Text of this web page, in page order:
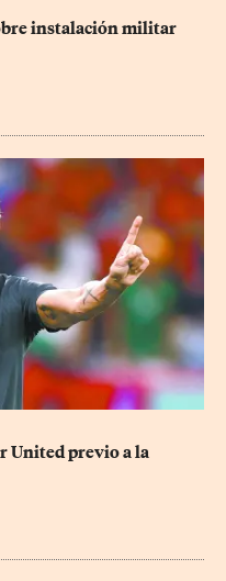
instalación militar
United previo a la